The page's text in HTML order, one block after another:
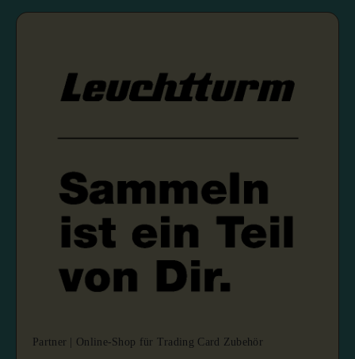
Partner | Online-Shop für Trading Card Zubehör